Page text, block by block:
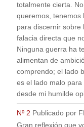
totalmente cierta.
queremos, tenemos
para discernir sobre
falacia directa que
Ninguna guerra ha
alimentan de
comprendo; el lado
es el lado malo para
desde mi humilde
Nº 2 Publicado por
Gran reflexión que